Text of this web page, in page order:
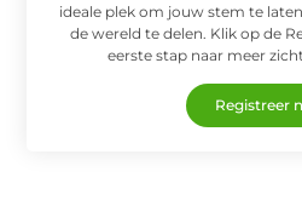
ideale plek om jouw stem te
de wereld te delen. Klik op de
eerste stap naar meer
Registreer